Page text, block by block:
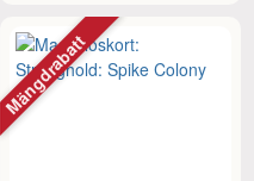
Mängdrabatt